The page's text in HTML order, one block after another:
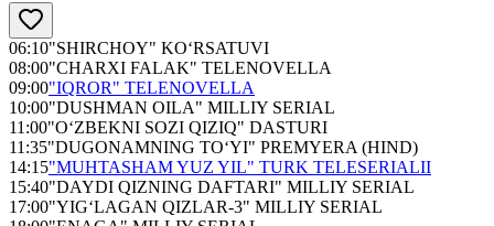
06:10"SHIRCHOY" KO‘RSATUVI
08:00"CHARXI FALAK" TELENOVELLA
09:00"IQROR" TELENOVELLA
10:00"DUSHMAN OILA" MILLIY SERIAL
11:00"O‘ZBEKNI SOZI QIZIQ" DASTURI
11:35"DUGONAMNING TO‘YI" PREMYERA (HIND)
14:15"MUHTASHAM YUZ YIL" TURK TELESERIALII
15:40"DAYDI QIZNING DAFTARI" MILLIY SERIAL
17:00"YIG‘LAGAN QIZLAR-3" MILLIY SERIAL